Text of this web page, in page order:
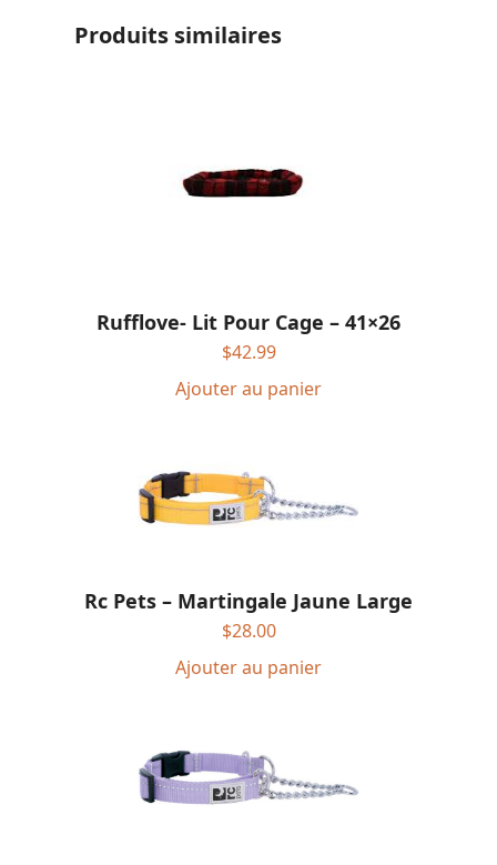
Produits similaires
Rufflove- Lit Pour Cage – 41×26
$42.99
Ajouter au panier
Rc Pets – Martingale Jaune Large
$28.00
Ajouter au panier